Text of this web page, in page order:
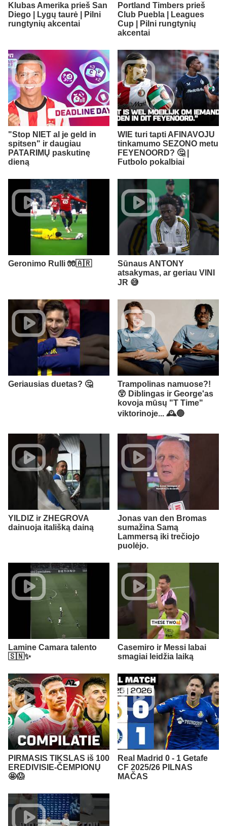
Klubas Amerika prieš San
Diego | Lygų taurė | Pilni
rungtynių akcentai
Portland Timbers prieš
Club Puebla | Leagues
Cup | Pilni rungtynių
akcentai
"Stop NIET al je geld in
spitsen" ir daugiau
PATARIMŲ paskutinę
dieną
WIE turi tapti AFINAVOJU
tinkamumo SEZONO metu
FEYENOORD? 🤔 |
Futbolo pokalbiai
Geronimo Rulli 🧤🇦🇷
Sūnaus ANTONY
atsakymas, ar geriau VINI
JR 😅
Geriausias duetas? 🤔
Trampolinas namuose?!
😲 Diblingas ir George'as
kovoja mūsų "T Time"
viktorinoje... 🕰️🔵
YILDIZ ir ZHEGROVA
dainuoja itališką dainą
Jonas van den Bromas
sumažina Samą
Lammersą iki trečiojo
puolėjo.
Lamine Camara talento
🇸🇳✨
Casemiro ir Messi labai
smagiai leidžia laiką
PIRMASIS TIKSLAS iš 100
EREDIVISIE-ČEMPIONŲ
🤩😱
Real Madrid 0 - 1 Getafe
CF 2025/26 PILNAS
MAČAS